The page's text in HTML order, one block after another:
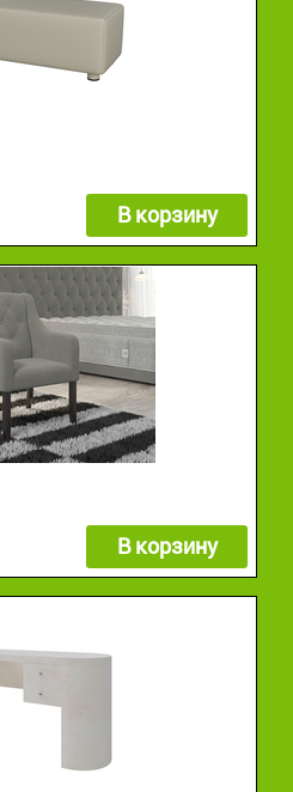
В корзину
В корзину